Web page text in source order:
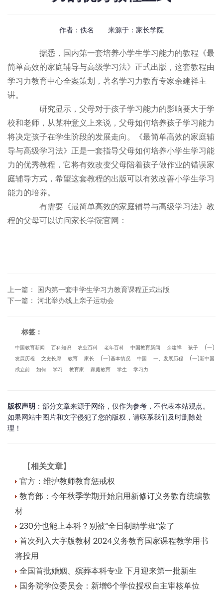
作者：佚名 来源于： 家长学院
据悉，国内第一套培养小学生学习能力的教程《最
简单高效的家庭辅导与高级学习法》正式出版，这套教程由
学习力教育中心全案策划，著名学习力教育专家余建祥主
讲。
研究显示，父母对于孩子学习能力的影响要大于学
校和老师，从某种意义上来说，父母如何培养孩子学习能力
将决定孩子在学生阶段的发展走向。《最简单高效的家庭辅
导与高级学习法》正是一套指导父母如何培养小学生学习能
力的优秀教程，它将有效改变父母陪着孩子做作业的错误家
庭辅导方式，希望这套教程的出版可以有效改善小学生学习
能力的培养。
有需要《最简单高效的家庭辅导与高级学习法》教
程的父母可以访问家长学院官网：
上一篇 ： 国内第一套中学生学习力教育课程正式出版
下一篇 ： 河北举办线上亲子运动会
标签：
中国教育新闻 百科知识 农业百科 老年百科 中国教育新闻 余建祥 孩子
(一)
发展历程
文史长廊 教育 家长 (一)基本情况 中国 一、发展历程
(一)新中国
成立前
如何 学习 教育家 家庭教育 学生 学习力
版权声明 ：部分文章来源于网络，仅作为参考，不代表本站观点。
如果网站中图片和文字侵犯了您的版权，请联系我们及时删除处
理！
【相关文章】
官方：维护教师教育惩戒权
教育部：今年秋季学期开始启用新修订义务教育统编教
材
230分也能上本科？别被“全日制助学班”蒙了
首次列入大字版教材 2024义务教育国家课程教学用书
将投用
全国首批婚姻、殡葬本科专业 下月迎来第一批新生
国务院学位委员会：新增6个学位授权自主审核单位